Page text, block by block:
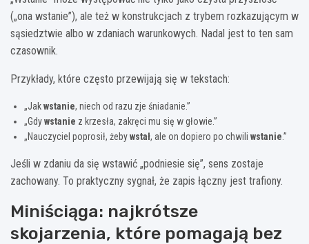
(„ona wstanie”), ale też w konstrukcjach z trybem rozkazującym w
sąsiedztwie albo w zdaniach warunkowych. Nadal jest to ten sam
czasownik.
Przykłady, które często przewijają się w tekstach:
„Jakwstanie, niech od razu zje śniadanie.”
„Gdywstanie z krzesła, zakręci mu się w głowie.”
„Nauczyciel poprosił, żebywstał, ale on dopiero po chwili wstanie.”
Jeśli w zdaniu da się wstawić „podniesie się”, sens zostaje
zachowany. To praktyczny sygnał, że zapis łączny jest trafiony.
Miniściąga: najkrótsze
skojarzenia, które pomagają bez